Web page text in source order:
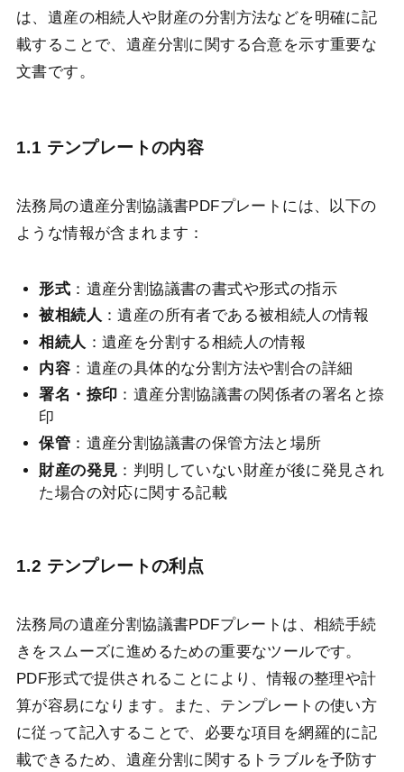
は、遺産の相続人や財産の分割方法などを明確に記
載することで、遺産分割に関する合意を示す重要な
文書です。
1.1 テンプレートの内容
法務局の遺産分割協議書PDFプレートには、以下の
ような情報が含まれます：
形式 ：遺産分割協議書の書式や形式の指示
被相続人 ：遺産の所有者である被相続人の情報
相続人 ：遺産を分割する相続人の情報
内容 ：遺産の具体的な分割方法や割合の詳細
署名・捺印 ：遺産分割協議書の関係者の署名と捺
印
保管 ：遺産分割協議書の保管方法と場所
財産の発見 ：判明していない財産が後に発見され
た場合の対応に関する記載
1.2 テンプレートの利点
法務局の遺産分割協議書PDFプレートは、相続手続
きをスムーズに進めるための重要なツールです。
PDF形式で提供されることにより、情報の整理や計
算が容易になります。また、テンプレートの使い方
に従って記入することで、必要な項目を網羅的に記
載できるため、遺産分割に関するトラブルを予防す